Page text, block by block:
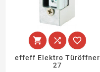
  
effeff Elektro Türöffner
27